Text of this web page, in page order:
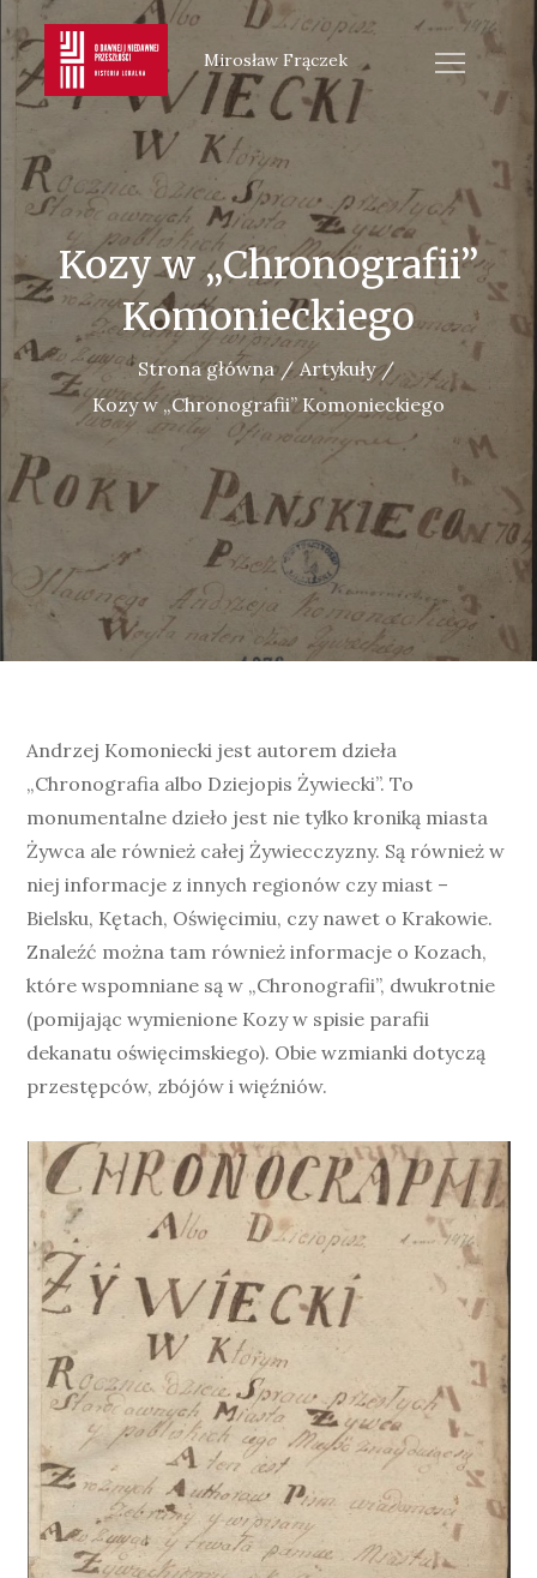
to
content
Mirosław Frączek
Kozy w „Chronografii”
Komonieckiego
Strona główna
Artykuły
Kozy w „Chronografii” Komonieckiego
Andrzej Komoniecki jest autorem dzieła
„Chronografia albo Dziejopis Żywiecki”. To
monumentalne dzieło jest nie tylko kroniką miasta
Żywca ale również całej Żywiecczyzny. Są również w
niej informacje z innych regionów czy miast –
Bielsku, Kętach, Oświęcimiu, czy nawet o Krakowie.
Znaleźć można tam również informacje o Kozach,
które wspomniane są w „Chronografii”, dwukrotnie
(pomijając wymienione Kozy w spisie parafii
dekanatu oświęcimskiego). Obie wzmianki dotyczą
przestępców, zbójów i więźniów.